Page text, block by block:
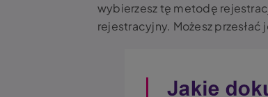
wybierzesz tę metodę
rejestracyjny. Możesz